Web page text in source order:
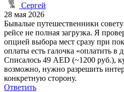
Сергей
28 мая 2026
Бывалые путешественники
рейсе не полная загрузка. Я
опцией выбора мест сразу при
оплаты есть галочка «оплатить
Списалось 49 AED (~1200 руб.),
возможно, нужно разрешить
конкретную сторону.
Ответить